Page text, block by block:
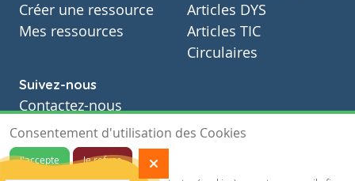
Créer une ressource
Mes ressources
Articles DYS
Articles TIC
Circulaires
Suivez-nous
Contactez-nous
Soutien scolaire
Notre page Facebook
Consentement d'utilisation des Cookies
J'accepte
Je refuse